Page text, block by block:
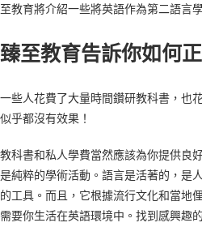
至教育將介紹一些將英語作為第二語言
臻至教育告訴你如何
一些人花費了大量時間鑽研教科書，也
似乎都沒有效果！
教科書和私人學費當然應該為你提供良
是純粹的學術活動。語言是活著的，是
的工具。而且，它根據流行文化和當地
需要你生活在英語環境中。找到感興趣